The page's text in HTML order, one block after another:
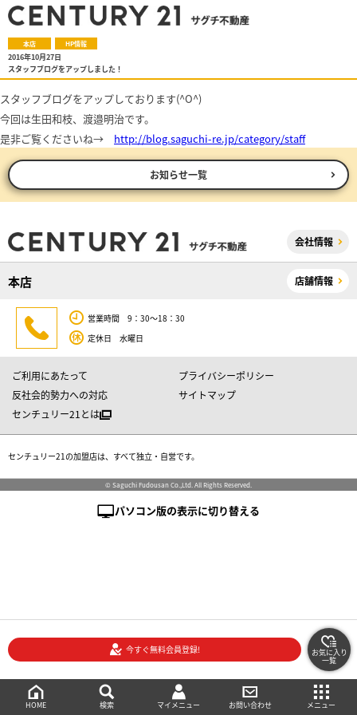
本店 HP情報
2016年10月27日
スタッフブログをアップしました！
スタッフブログをアップしております(^O^)
今回は生田和枝、渡邉明治です。
是非ご覧くださいね→ http://blog.saguchi-re.jp/category/staff
お知らせ一覧
会社情報
本店 店舗情報
営業時間 9：30～18：30
定休日 水曜日
ご利用にあたって
プライバシーポリシー
反社会的勢力への対応
サイトマップ
センチュリー21とは
センチュリー21の加盟店は、すべて独立・自営です。
© Saguchi Fudousan Co.,Ltd. All Rights Reserved.
パソコン版の表示に切り替える
HOME 検索 マイメニュー お問い合わせ メニュー
今すぐ無料会員登録! お気に入り
一覧
絞り込み検索
メニュー
ご相談・お問い合わせ